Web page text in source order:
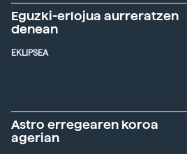
Eguzki-erlojua aurreratzen
denean
EKLIPSEA
Astro erregearen koroa
agerian